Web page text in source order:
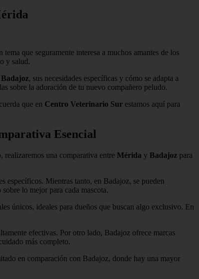
que seguramente interesa a muchos amantes de los
y salud.
, sus necesidades específicas y cómo se adapta a
sobre la adoración de tu nuevo compañero peludo.
que en Centro Veterinario Sur estamos aquí para
Esencial
realizaremos una comparativa entre Mérida y Badajoz para
específicos. Mientras tanto, en Badajoz, se pueden
lo mejor para cada mascota.
únicos, ideales para dueños que buscan algo exclusivo. En
efectivas. Por otro lado, Badajoz ofrece marcas
más completo.
en comparación con Badajoz, donde hay una mayor